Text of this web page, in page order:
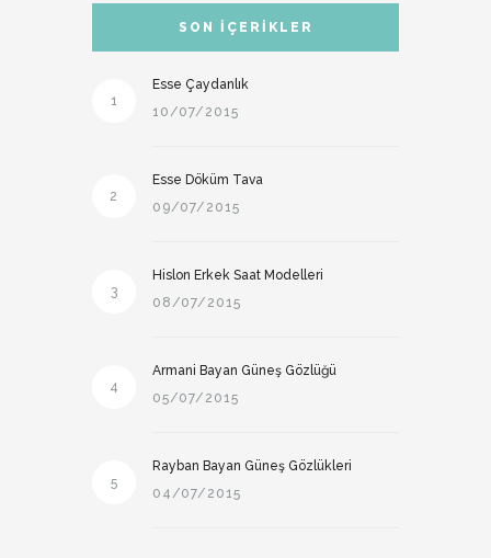
SON İÇERIKLER
1
Esse Çaydanlık
10/07/2015
2
Esse Döküm Tava
09/07/2015
3
Hislon Erkek Saat Modelleri
08/07/2015
4
Armani Bayan Güneş Gözlüğü
05/07/2015
5
Rayban Bayan Güneş Gözlükleri
04/07/2015